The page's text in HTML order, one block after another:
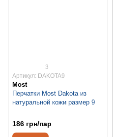
3
Артикул: DAKOTA9
Most
Перчатки Most Dakota из
натуральной кожи размер 9
186 грн/пар